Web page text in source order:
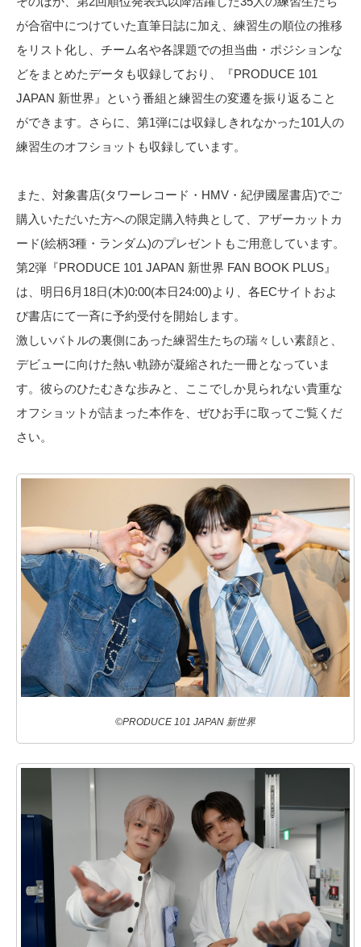
が合宿中につけていた直筆日誌に加え、練習生の順位の推移
をリスト化し、チーム名や各課題での担当曲・ポジションな
どをまとめたデータも収録しており、『PRODUCE 101
JAPAN 新世界』という番組と練習生の変遷を振り返ること
ができます。さらに、第1弾には収録しきれなかった101人の
練習生のオフショットも収録しています。
また、対象書店(タワーレコード・HMV・紀伊國屋書店)でご
購入いただいた方への限定購入特典として、アザーカットカ
ード(絵柄3種・ランダム)のプレゼントもご用意しています。
第2弾『PRODUCE 101 JAPAN 新世界 FAN BOOK PLUS』
は、明日6月18日(木)0:00(本日24:00)より、各ECサイトおよ
び書店にて一斉に予約受付を開始します。
激しいバトルの裏側にあった練習生たちの瑞々しい素顔と、
デビューに向けた熱い軌跡が凝縮された一冊となっていま
す。彼らのひたむきな歩みと、ここでしか見られない貴重な
オフショットが詰まった本作を、ぜひお手に取ってご覧くだ
さい。
©PRODUCE 101 JAPAN 新世界